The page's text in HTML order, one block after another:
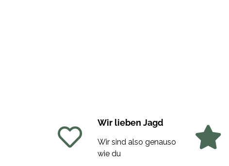
Wir lieben Jagd
Wir sind also genauso
wie du